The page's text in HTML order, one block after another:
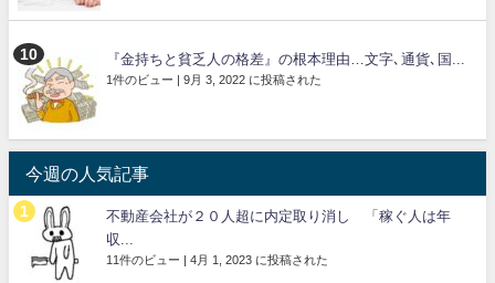
『金持ちと貧乏人の格差』の根本理由…文字､通貨､国...
1件のビュー 9月 3, 2022 に投稿された
今週の人気記事
不動産会社が２０人超に内定取り消し 「稼ぐ人は年
収...
11件のビュー 4月 1, 2023 に投稿された